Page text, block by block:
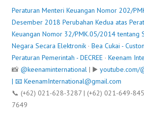
Peraturan Menteri Keuangan Nomor 202/
Desember 2018 Perubahan Kedua atas
Keuangan Nomor 32/PMK.05/2014 tentang
Negara Secara Elektronik · Bea Cukai -
Peraturan Pemerintah - DECREE · Keenam
📸 @keenaminternational | ▶️ youtube.com/
| 📧 KeenamInternational@gmail.com
📞 (+62) 021-628-3287 | (+62) 021-649-
7649